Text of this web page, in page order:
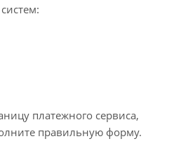
платежного сервиса,
правильную форму.